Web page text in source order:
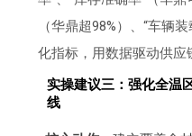
（华鼎超98%）、“车辆
化指标，用数据驱动供应
实操建议三：强化全温
线